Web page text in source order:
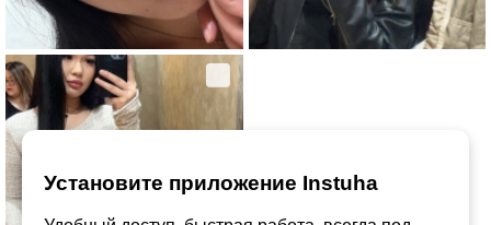
Установите приложение Instuha